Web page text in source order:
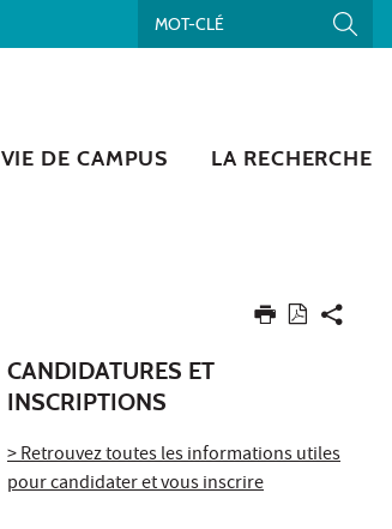
VIE DE CAMPUS LA RECHERCHE
CANDIDATURES ET
INSCRIPTIONS
> Retrouvez toutes les informations utiles
pour candidater et vous inscrire